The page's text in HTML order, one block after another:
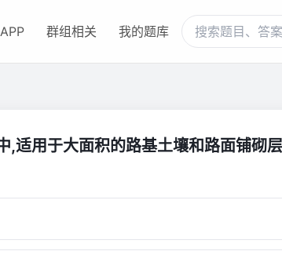
群组相关 我的题库
,适用于大面积的路基土壤和路面铺砌